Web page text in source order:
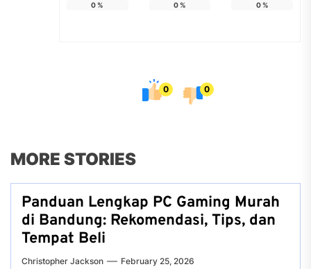
0% 0% 0%
0 0
MORE STORIES
Panduan Lengkap PC Gaming Murah
di Bandung: Rekomendasi, Tips, dan
Tempat Beli
Christopher Jackson February 25, 2026